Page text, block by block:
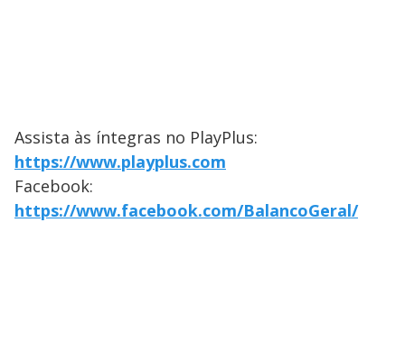
Assista às íntegras no PlayPlus:
https://www.playplus.com
Facebook:
https://www.facebook.com/BalancoGeral/